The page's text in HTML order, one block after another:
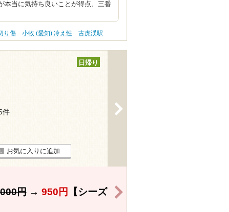
本当に気持ち良いことが得点、三番
り傷 小牧 (愛知) 冷え性 古虎渓駅
日帰り
件
お気に入りに追加
円→ 950円
【シーズ